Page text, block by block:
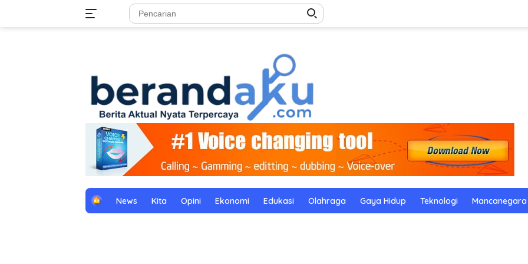
H
News Kita Opini Ekonomi Edukasi Olahraga Gaya Hidup Teknologi Mancanegara